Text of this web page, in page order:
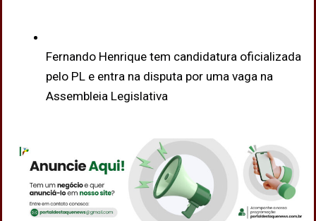
Fernando Henrique tem candidatura oficializada
pelo PL e entra na disputa por uma vaga na
Assembleia Legislativa